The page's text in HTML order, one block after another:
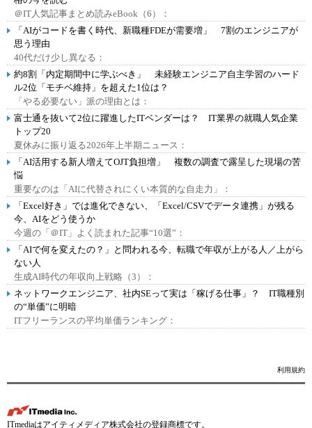
＠IT人気記事まとめ読みeBook（6）：
「AIがコードを書く時代、新職種FDEが需要増」 7割のエンジニアが
思う理由
40代だけ少し異なる：
約8割「内定期間中に学ぶべき」 未経験エンジニア自主学習のハード
ル2位「モチベ維持」を超えた1位は？
「やる必要ない」派の理由とは：
富士通を抜いて2位に躍進したITベンダーは？ IT業界の就職人気企業
トップ20
夏休みに振り返る2026年上半期ニュース：
「AI活用する新人増えてOJT負担増」 複数の調査で露呈した現場の苦
悩
重要なのは「AIに代替されにくい本質的な自走力」：
「Excel好き」では進化できない、「Excel/CSVでデータ連携」が残る
今、AIをどう使うか
今週の「＠IT」よく読まれた記事“10選”：
「AIで何を変えたの？」と問われる今、転職で年収が上がる人／上がら
ない人
生成AI時代の年収向上戦略（3）：
ネットワークエンジニア、社内SEって実は「稼げる仕事」？ IT職種別
の“単価”に明暗
ITフリーランスの平均単価ランキング：
利用規約
ITmediaはアイティメディア株式会社の登録商標です。